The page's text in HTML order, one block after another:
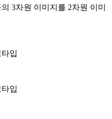
3차원 이미지를 2차원 이미